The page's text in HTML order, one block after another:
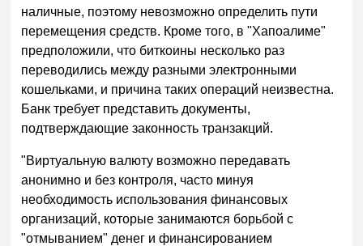
наличные, поэтому невозможно определить пути
перемещения средств. Кроме того, в "Хапоалиме"
предположили, что биткоины несколько раз
переводились между разными электронными
кошельками, и причина таких операций неизвестна.
Банк требует представить документы,
подтверждающие законность транзакций.
"Виртуальную валюту возможно передавать
анонимно и без контроля, часто минуя
необходимость использования финансовых
организаций, которые занимаются борьбой с
"отмыванием" денег и финансированием